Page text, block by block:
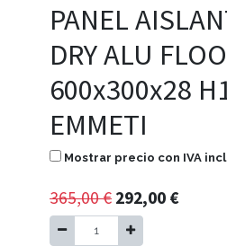
PANEL
DRY ALU
600x300x28
EMMETI
Mostrar precio con IVA
365,00€ 292,00 €